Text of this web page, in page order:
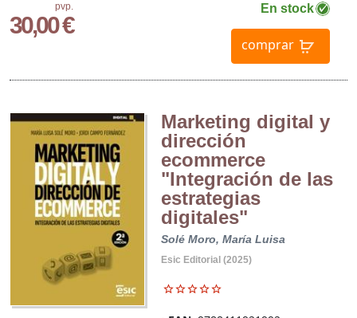
pvp.
30,00 €
En stock
comprar
Marketing digital y
dirección
ecommerce
"Integración de las
estrategias
digitales"
Solé Moro, María Luisa
Esic Editorial (2025)